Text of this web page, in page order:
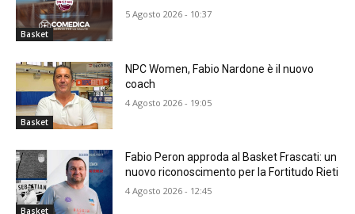
Basket
5 Agosto 2026 - 10:37
Basket
NPC Women, Fabio Nardone è il nuovo
coach
4 Agosto 2026 - 19:05
Basket
Fabio Peron approda al Basket Frascati: un
nuovo riconoscimento per la Fortitudo Rieti
4 Agosto 2026 - 12:45